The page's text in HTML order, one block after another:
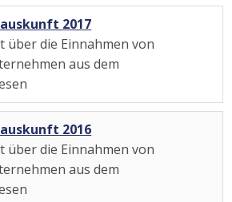
2017
über die Einnahmen von
aus dem
2016
über die Einnahmen von
aus dem